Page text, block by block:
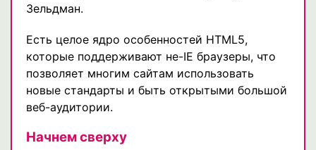
Зельдман.
Есть целое ядро особенностей HTML5,
которые поддерживают не-IE браузеры, что
позволяет многим сайтам использовать
новые стандарты и быть открытыми большой
веб-аудитории.
Начнем сверху